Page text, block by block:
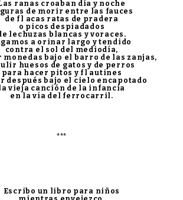
ranas croaban día y noche
de morir entre las fauces
de fl acas ratas de pradera
o picos despiadados
lechuzas blancas y voraces.
a orinar largo y tendido
contra el sol del mediodía,
monedas bajo el barro de las zanjas,
huesos de gatos y de perros
para hacer pitos y fl autines
después bajo el cielo encapotado
vieja canción de la infancia
en la vía del ferrocarril.
***
Escribo un libro para niños